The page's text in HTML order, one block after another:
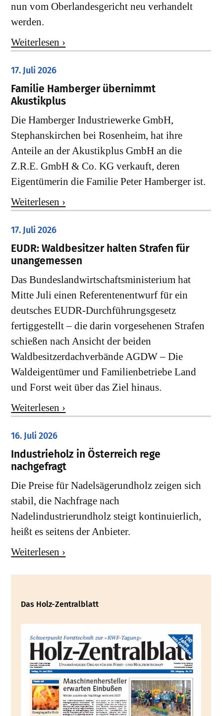
nun vom Oberlandesgericht neu verhandelt
werden.
Weiterlesen ›
17. Juli 2026
Familie Hamberger übernimmt
Akustikplus
Die Hamberger Industriewerke GmbH,
Stephanskirchen bei Rosenheim, hat ihre
Anteile an der Akustikplus GmbH an die
Z.R.E. GmbH & Co. KG verkauft, deren
Eigentümerin die Familie Peter Hamberger ist.
Weiterlesen ›
17. Juli 2026
EUDR: Waldbesitzer halten Strafen für
unangemessen
Das Bundeslandwirtschaftsministerium hat
Mitte Juli einen Referentenentwurf für ein
deutsches EUDR-Durchführungsgesetz
fertiggestellt – die darin vorgesehenen Strafen
schießen nach Ansicht der beiden
Waldbesitzerdachverbände AGDW – Die
Waldeigentümer und Familienbetriebe Land
und Forst weit über das Ziel hinaus.
Weiterlesen ›
16. Juli 2026
Industrieholz in Österreich rege
nachgefragt
Die Preise für Nadelsägerundholz zeigen sich
stabil, die Nachfrage nach
Nadelindustrierundholz steigt kontinuierlich,
heißt es seitens der Anbieter.
Weiterlesen ›
Das Holz-Zentralblatt